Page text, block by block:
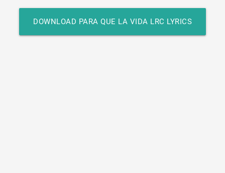
DOWNLOAD PARA QUE LA VIDA LRC LYRICS